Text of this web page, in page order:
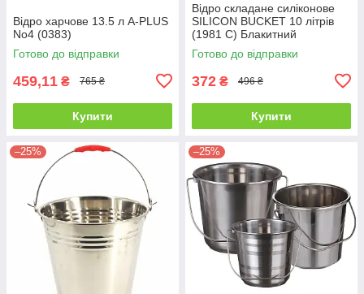
Відро харчове 13.5 л A-PLUS
No4 (0383)
Готово до відправки
459,11 ₴ 765 ₴
Купити
Відро складане силіконове
SILICON BUCKET 10 літрів
(1981 C) Блакитний
Готово до відправки
372 ₴ 496 ₴
Купити
–25% –25%